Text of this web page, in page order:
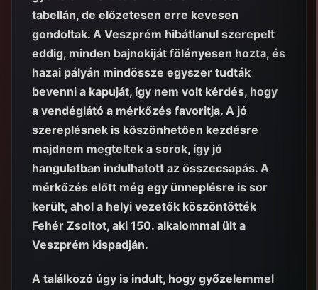
tabellán, de előzetesen erre kevesen
gondoltak. A Veszprém hibátlanul szerepelt
eddig, minden bajnokiját fölényesen hozta, és
hazai pályán mindössze egyszer tudták
bevenni a kapuját, így nem volt kérdés, hogy
a vendéglátó a mérkőzés favoritja. A jó
szereplésnek is köszönhetően kezdésre
majdnem megteltek a sorok, így jó
hangulatban indulhatott az összecsapás. A
mérkőzés előtt még egy ünneplésre is sor
került, ahol a helyi vezetők köszöntötték
Fehér Zsoltot, aki 150. alkalommal ült a
Veszprém kispadján.
A találkozó úgy is indult, hogy győzelemmel